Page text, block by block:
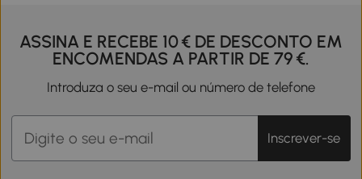
ASSINA E RECEBE 10 € DE DESCONTO EM
ENCOMENDAS A PARTIR DE 79 €.
Introduza o seu e-mail ou número de telefone
Inscrever-se